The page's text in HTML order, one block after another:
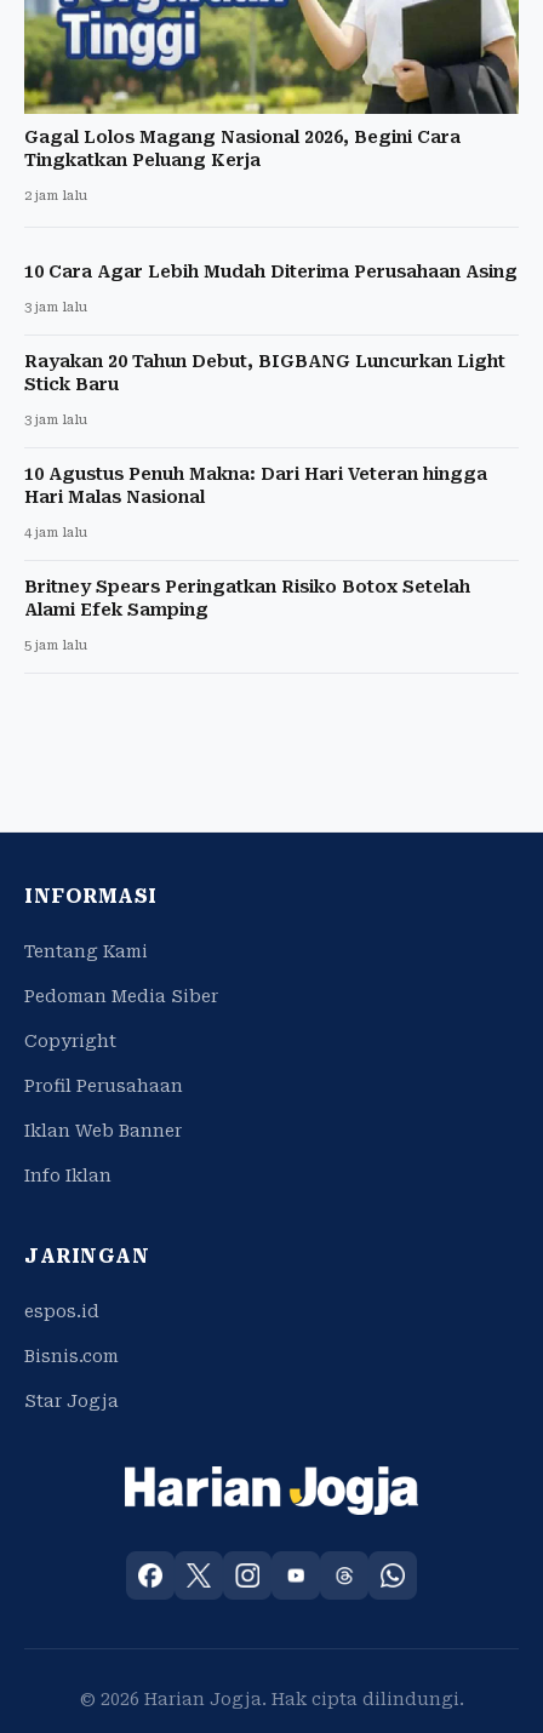
Gagal Lolos Magang Nasional 2026, Begini Cara
Tingkatkan Peluang Kerja
2 jam lalu
10 Cara Agar Lebih Mudah Diterima Perusahaan Asing
3 jam lalu
Rayakan 20 Tahun Debut, BIGBANG Luncurkan Light
Stick Baru
3 jam lalu
10 Agustus Penuh Makna: Dari Hari Veteran hingga
Hari Malas Nasional
4 jam lalu
Britney Spears Peringatkan Risiko Botox Setelah
Alami Efek Samping
5 jam lalu
INFORMASI
Tentang Kami
Pedoman Media Siber
Copyright
Profil Perusahaan
Iklan Web Banner
Info Iklan
JARINGAN
espos.id
Bisnis.com
Star Jogja
© 2026 Harian Jogja. Hak cipta dilindungi.